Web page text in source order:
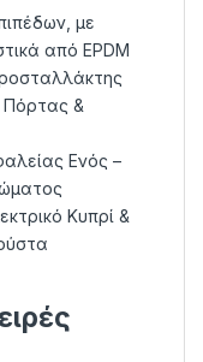
µε
από EPDM
&
Ενός –
Κυπρί &